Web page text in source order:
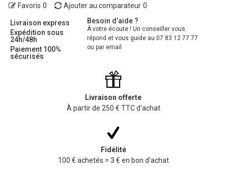
Favoris 0 Ajouter au comparateur 0
Livraison express
Expédition sous
24h/48h
Paiement 100%
sécurisés
Besoin d’aide ?
À votre écoute ! Un conseiller vous
répond et vous guide au 07 83 12 77 77
ou par email
Livraison offerte
À partir de 250 € TTC d'achat
Fidélité
100 € achetés = 3 € en bon d'achat